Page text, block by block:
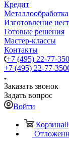
Кредит
Металлообработка
Изготовление
Готовые решения
Мастер-классы
Контакты
+7 (495) 22-77-350
+7 (495) 22-77-350
Заказать звонок
Задать вопрос
Войти
Корзина0